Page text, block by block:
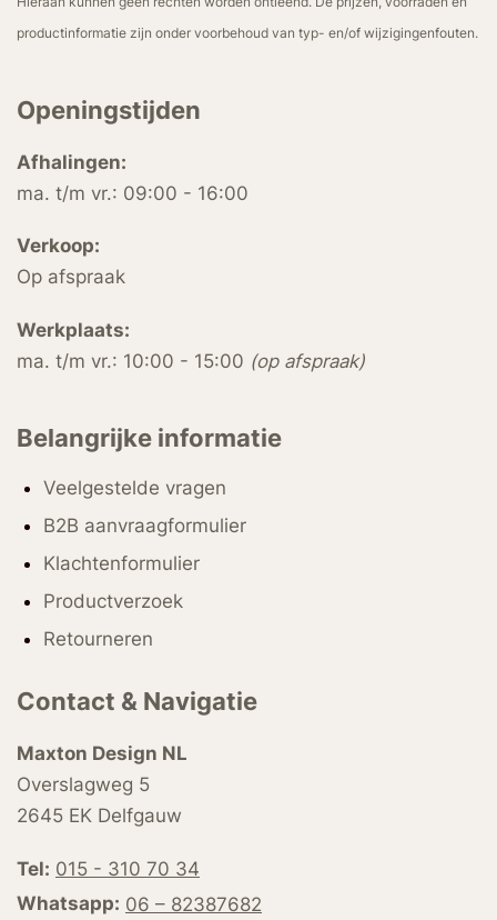
productinformatie zijn onder voorbehoud van typ- en/of wijzigingenfouten.
Openingstijden
Afhalingen:
ma. t/m vr.: 09:00 - 16:00
Verkoop:
Op afspraak
Werkplaats:
ma. t/m vr.: 10:00 - 15:00 (op afspraak)
Belangrijke informatie
Veelgestelde vragen
B2B aanvraagformulier
Klachtenformulier
Productverzoek
Retourneren
Contact & Navigatie
Maxton Design NL
Overslagweg 5
2645 EK Delfgauw
Tel: 015 - 310 70 34
Whatsapp: 06 – 82387682